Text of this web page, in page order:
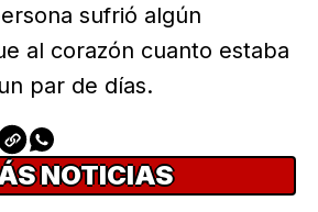
sufrió algún
al corazón cuanto estaba
par de días.
NOTICIAS